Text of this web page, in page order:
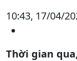
10:43, 17/04/
Thời gian